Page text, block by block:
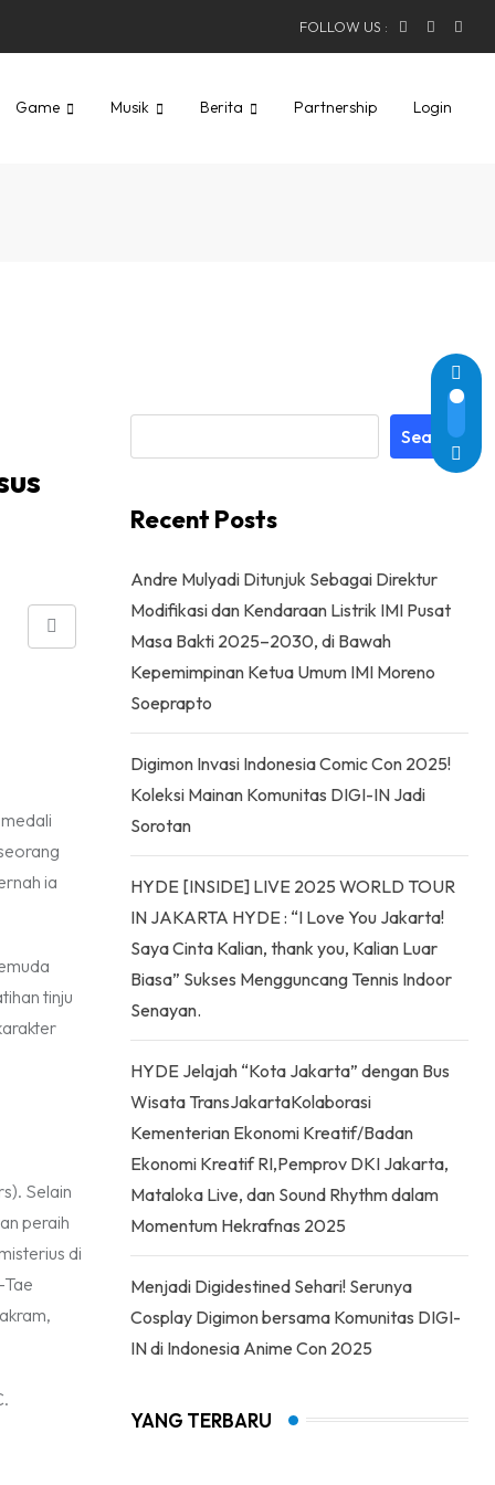
FOLLOW US :
Game Musik Berita Partnership Login
Share
ia
tinju
Selain
peraih
di
Search
Recent Posts
Andre Mulyadi Ditunjuk Sebagai Direktur
Modifikasi dan Kendaraan Listrik IMI Pusat
Masa Bakti 2025–2030, di Bawah
Kepemimpinan Ketua Umum IMI Moreno
Soeprapto
Digimon Invasi Indonesia Comic Con 2025!
Koleksi Mainan Komunitas DIGI-IN Jadi
Sorotan
HYDE [INSIDE] LIVE 2025 WORLD TOUR
IN JAKARTA HYDE : “I Love You Jakarta!
Saya Cinta Kalian, thank you, Kalian Luar
Biasa” Sukses Mengguncang Tennis Indoor
Senayan.
HYDE Jelajah “Kota Jakarta” dengan Bus
Wisata TransJakartaKolaborasi
Kementerian Ekonomi Kreatif/Badan
Ekonomi Kreatif RI,Pemprov DKI Jakarta,
Mataloka Live, dan Sound Rhythm dalam
Momentum Hekrafnas 2025
Menjadi Digidestined Sehari! Serunya
Cosplay Digimon bersama Komunitas DIGI-
IN di Indonesia Anime Con 2025
YANG TERBARU